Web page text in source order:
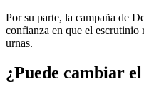
Por su parte, la campaña de
confianza en que el escrutinio
urnas.
¿Puede cambiar